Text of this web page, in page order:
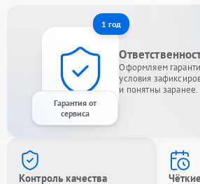
1 год
Гарантия от
сервиса
Оформляем
условия
и понятны заранее.
Контроль качества